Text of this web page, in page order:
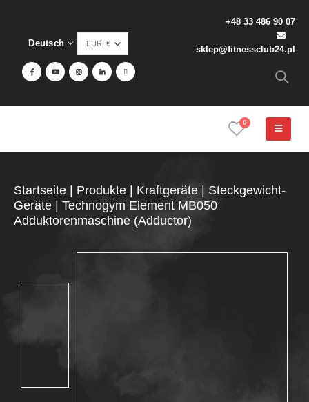
Deutsch
+48 33 486 90 07
sklep@fitnessclub24.pl
0
Startseite Produkte Kraftgeräte
Steckgewicht-
Geräte
Technogym Element MB050
Adduktorenmaschine (Adductor)